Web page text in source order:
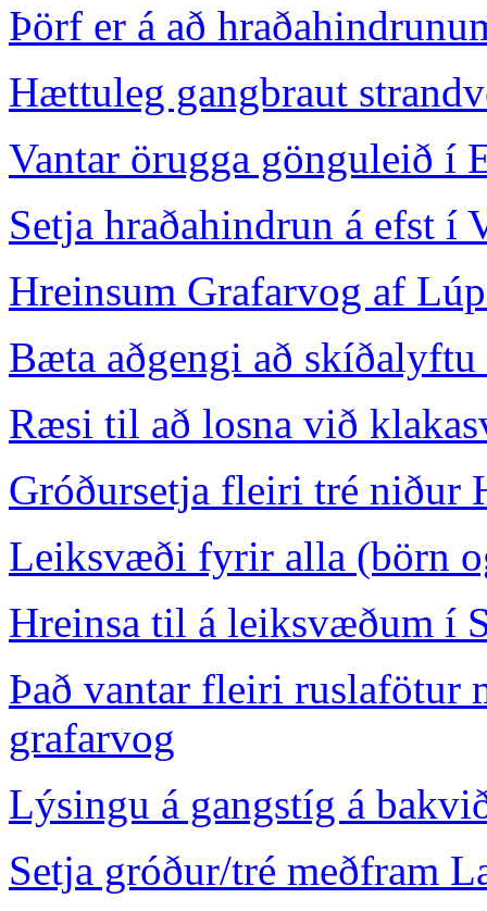
Þörf er á að
Hættuleg gangbraut
Vantar örugga gönguleið í
Setja hraðahindrun á efst í
Hreinsum Grafarvog af
Bæta aðgengi að
Ræsi til að losna við
Gróðursetja fleiri tré niður
Leiksvæði fyrir alla (börn
Hreinsa til á leiksvæðum í
Það vantar fleiri ruslafötur
grafarvog
Lýsingu á gangstíg á
Setja gróður/tré meðfram